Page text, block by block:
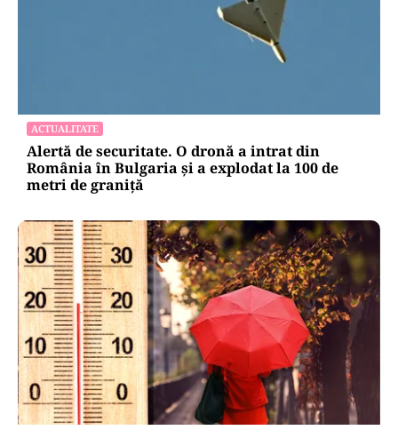
ACTUALITATE
Alertă de securitate. O dronă a intrat din
România în Bulgaria şi a explodat la 100 de
metri de graniţă